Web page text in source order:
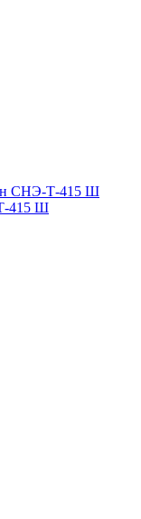
415 Ш